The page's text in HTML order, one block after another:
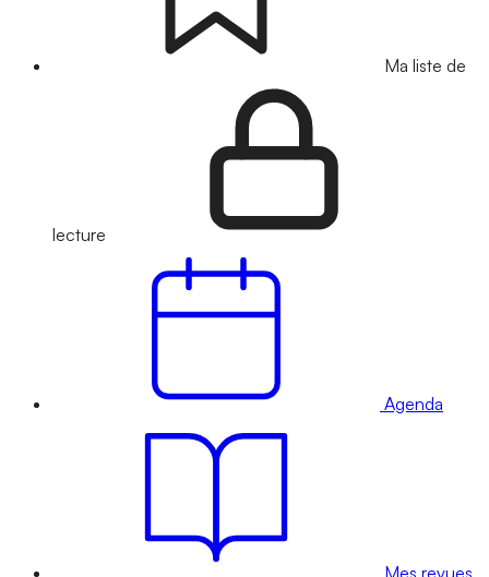
Ma liste de
lecture
Agenda
Mes revues